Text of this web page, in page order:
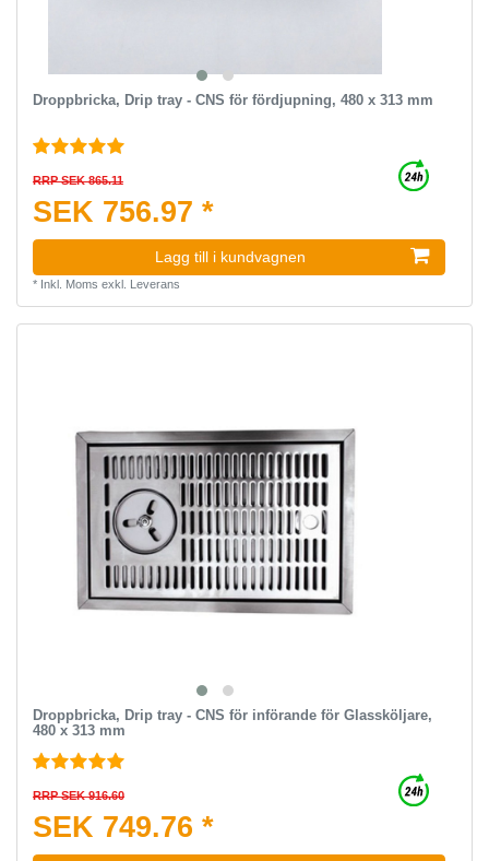
Droppbricka, Drip tray - CNS för fördjupning, 480 x 313 mm
RRP SEK 865.11
SEK 756.97 *
Lagg till i kundvagnen
* Inkl. Moms exkl. Leverans
Droppbricka, Drip tray - CNS för införande för Glassköljare,
480 x 313 mm
RRP SEK 916.60
SEK 749.76 *